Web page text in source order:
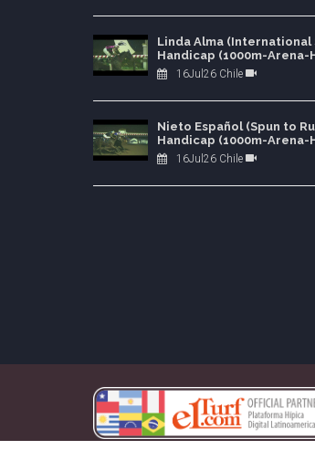
Linda Alma (International
Handicap (1000m-Arena-
16Jul26 Chile
Nieto Español (Spun to
Handicap (1000m-Arena-
16Jul26 Chile